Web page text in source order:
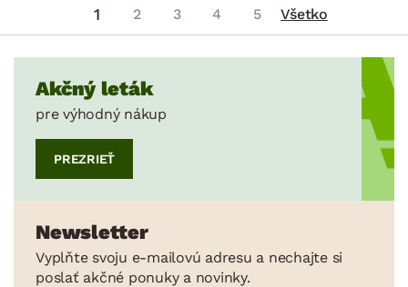
1 2 3 4 5 Všetko
Akčný leták
pre výhodný nákup
PREZRIEŤ
Newsletter
Vyplňte svoju e-mailovú adresu a nechajte si
poslať akčné ponuky a novinky.